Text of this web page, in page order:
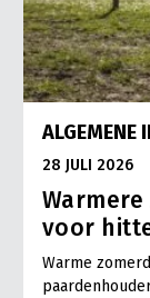
ALGEMENE
28 JULI 2026
voor
Warme